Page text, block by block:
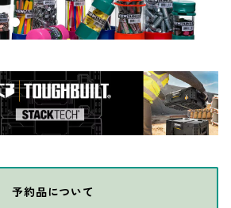
予約品について